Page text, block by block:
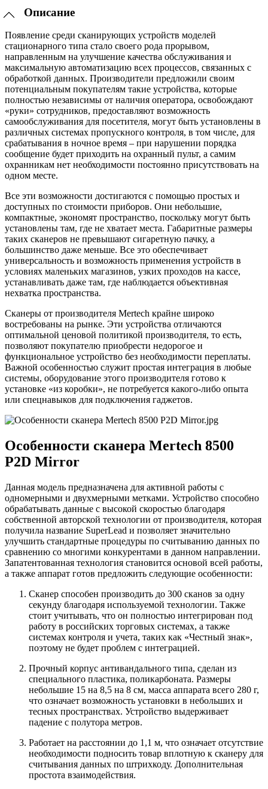
Описание
Появление среди сканирующих устройств моделей
стационарного типа стало своего рода прорывом,
направленным на улучшение качества обслуживания и
максимальную автоматизацию всех процессов, связанных с
обработкой данных. Производители предложили своим
потенциальным покупателям такие устройства, которые
полностью независимы от наличия оператора, освобождают
«руки» сотрудников, предоставляют возможность
самообслуживания для посетителя, могут быть установлены в
различных системах пропускного контроля, в том числе, для
срабатывания в ночное время – при нарушении порядка
сообщение будет приходить на охранный пульт, а самим
охранникам нет необходимости постоянно присутствовать на
одном месте.
Все эти возможности достигаются с помощью простых и
доступных по стоимости приборов. Они небольшие,
компактные, экономят пространство, поскольку могут быть
установлены там, где не хватает места. Габаритные размеры
таких сканеров не превышают сигаретную пачку, а
большинство даже меньше. Все это обеспечивает
универсальность и возможность применения устройств в
условиях маленьких магазинов, узких проходов на кассе,
устанавливать даже там, где наблюдается объективная
нехватка пространства.
Сканеры от производителя Mertech крайне широко
востребованы на рынке. Эти устройства отличаются
оптимальной ценовой политикой производителя, то есть,
позволяют покупателю приобрести недорогое и
функциональное устройство без необходимости переплаты.
Важной особенностью служит простая интеграция в любые
системы, оборудование этого производителя готово к
установке «из коробки», не потребуется какого-либо опыта
или спецнавыков для подключения гаджетов.
Особенности сканера Mertech 8500
P2D Mirror
Данная модель предназначена для активной работы с
одномерными и двухмерными метками. Устройство способно
обрабатывать данные с высокой скоростью благодаря
собственной авторской технологии от производителя, которая
получила название SuperLead и позволяет значительно
улучшить стандартные процедуры по считыванию данных по
сравнению со многими конкурентами в данном направлении.
Запатентованная технология становится основой всей работы,
а также аппарат готов предложить следующие особенности:
Сканер способен производить до 300 сканов за одну
секунду благодаря используемой технологии. Также
стоит учитывать, что он полностью интегрирован под
работу в российских торговых системах, а также
системах контроля и учета, таких как «Честный знак»,
поэтому не будет проблем с интеграцией.
Прочный корпус антивандального типа, сделан из
специального пластика, поликарбоната. Размеры
небольшие 15 на 8,5 на 8 см, масса аппарата всего 280 г,
что означает возможность установки в небольших и
тесных пространствах. Устройство выдерживает
падение с полутора метров.
Работает на расстоянии до 1,1 м, что означает отсутствие
необходимости подносить товар вплотную к сканеру для
считывания данных по штрихкоду. Дополнительная
простота взаимодействия.